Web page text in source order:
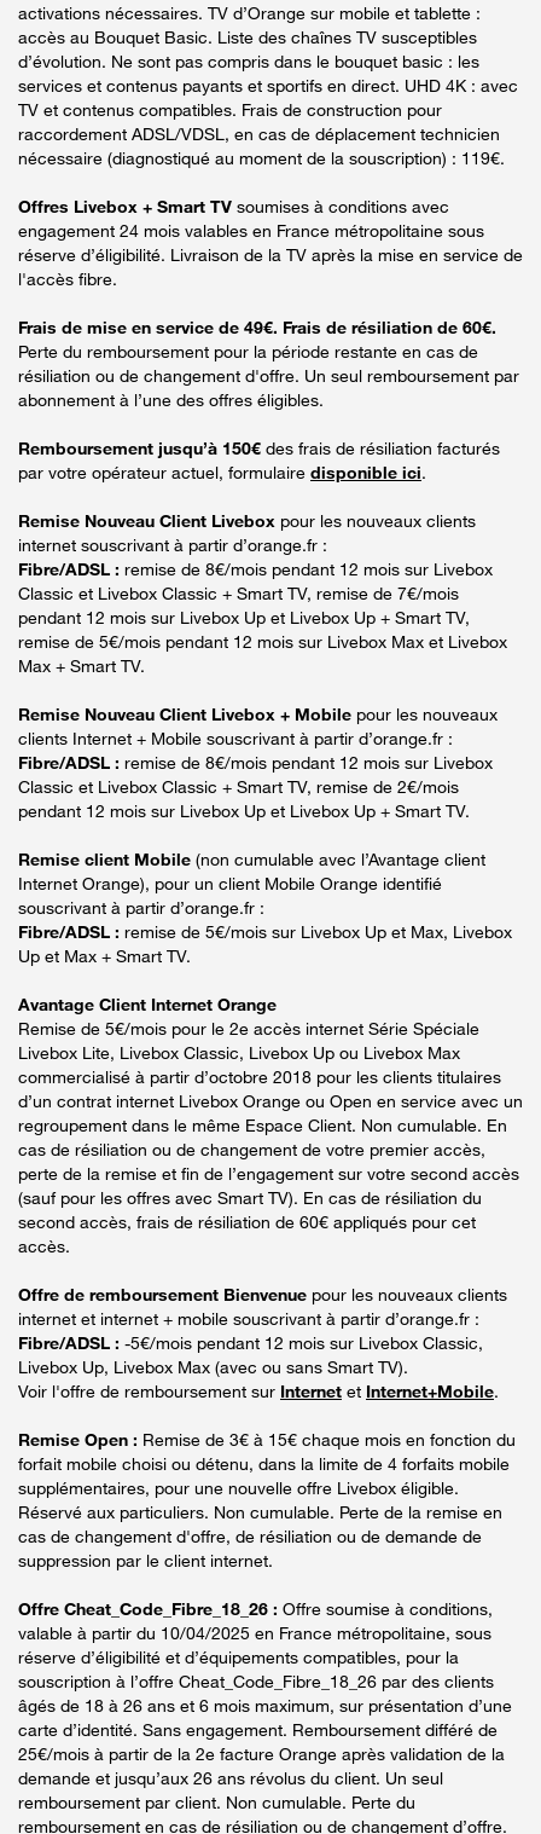
activations nécessaires. TV d’Orange sur mobile et tablette :
accès au Bouquet Basic. Liste des chaînes TV susceptibles
d’évolution. Ne sont pas compris dans le bouquet basic : les
services et contenus payants et sportifs en direct. UHD 4K : avec
TV et contenus compatibles. Frais de construction pour
raccordement ADSL/VDSL, en cas de déplacement technicien
nécessaire (diagnostiqué au moment de la souscription) : 119€.
Offres Livebox + Smart TV soumises à conditions avec
engagement 24 mois valables en France métropolitaine sous
réserve d’éligibilité. Livraison de la TV après la mise en service de
l'accès fibre.
Frais de mise en service de 49€. Frais de résiliation de 60€.
Perte du remboursement pour la période restante en cas de
résiliation ou de changement d'offre. Un seul remboursement par
abonnement à l’une des offres éligibles.
Remboursement jusqu’à 150€ des frais de résiliation facturés
par votre opérateur actuel, formulaire disponible ici.
Remise Nouveau Client Livebox pour les nouveaux clients
internet souscrivant à partir d’orange.fr :
Fibre/ADSL : remise de 8€/mois pendant 12 mois sur Livebox
Classic et Livebox Classic + Smart TV, remise de 7€/mois
pendant 12 mois sur Livebox Up et Livebox Up + Smart TV,
remise de 5€/mois pendant 12 mois sur Livebox Max et Livebox
Max + Smart TV.
Remise Nouveau Client Livebox + Mobile pour les nouveaux
clients Internet + Mobile souscrivant à partir d’orange.fr :
Fibre/ADSL : remise de 8€/mois pendant 12 mois sur Livebox
Classic et Livebox Classic + Smart TV, remise de 2€/mois
pendant 12 mois sur Livebox Up et Livebox Up + Smart TV.
Remise client Mobile (non cumulable avec l’Avantage client
Internet Orange), pour un client Mobile Orange identifié
souscrivant à partir d’orange.fr :
Fibre/ADSL : remise de 5€/mois sur Livebox Up et Max, Livebox
Up et Max + Smart TV.
Avantage Client Internet Orange
Remise de 5€/mois pour le 2e accès internet Série Spéciale
Livebox Lite, Livebox Classic, Livebox Up ou Livebox Max
commercialisé à partir d’octobre 2018 pour les clients titulaires
d’un contrat internet Livebox Orange ou Open en service avec un
regroupement dans le même Espace Client. Non cumulable. En
cas de résiliation ou de changement de votre premier accès,
perte de la remise et fin de l’engagement sur votre second accès
(sauf pour les offres avec Smart TV). En cas de résiliation du
second accès, frais de résiliation de 60€ appliqués pour cet
accès.
Offre de remboursement Bienvenue pour les nouveaux clients
internet et internet + mobile souscrivant à partir d’orange.fr :
Fibre/ADSL : -5€/mois pendant 12 mois sur Livebox Classic,
Livebox Up, Livebox Max (avec ou sans Smart TV).
Voir l'offre de remboursement sur Internet et Internet+Mobile.
Remise Open : Remise de 3€ à 15€ chaque mois en fonction du
forfait mobile choisi ou détenu, dans la limite de 4 forfaits mobile
supplémentaires, pour une nouvelle offre Livebox éligible.
Réservé aux particuliers. Non cumulable. Perte de la remise en
cas de changement d'offre, de résiliation ou de demande de
suppression par le client internet.
Offre Cheat_Code_Fibre_18_26 : Offre soumise à conditions,
valable à partir du 10/04/2025 en France métropolitaine, sous
réserve d’éligibilité et d’équipements compatibles, pour la
souscription à l’offre Cheat_Code_Fibre_18_26 par des clients
âgés de 18 à 26 ans et 6 mois maximum, sur présentation d’une
carte d’identité. Sans engagement. Remboursement différé de
25€/mois à partir de la 2e facture Orange après validation de la
demande et jusqu’aux 26 ans révolus du client. Un seul
remboursement par client. Non cumulable. Perte du
remboursement en cas de résiliation ou de changement d’offre.